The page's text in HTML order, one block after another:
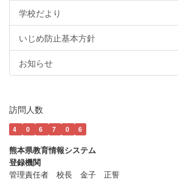
学校だより
いじめ防止基本方針
お知らせ
訪問人数
4 0 6 7 0 6
熊本県教育情報システム
登録機関
管理責任者 校長 金子 正誓